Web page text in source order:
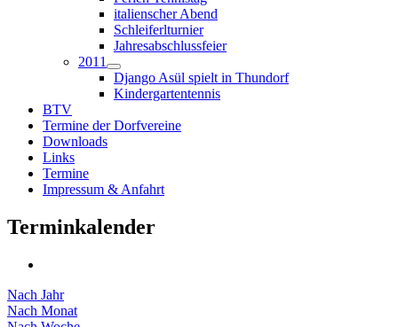
italienscher Abend
Schleiferlturnier
Jahresabschlussfeier
2011
Django Asül spielt in Thundorf
Kindergartentennis
BTV
Termine der Dorfvereine
Downloads
Links
Termine
Impressum & Anfahrt
Terminkalender
Nach Jahr
Nach Monat